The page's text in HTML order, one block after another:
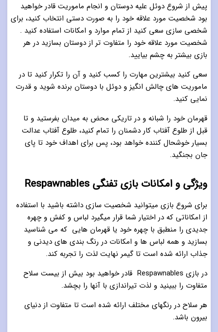
پیش از شروع دوئل علیه دوستان و انجام ماموریت قادر خواهید
بود شخصیت مورد علاقه خود را به صورت دستی انتخاب کنید، برای
شخصی سازی سعی کنید از تمام موارد و امکانات استفاده کنید .
شخصیت مورد علاقه خود را متفاوت تر از دوستان بسازید در هر
بازی بیشتر به چشم بیایید.
سعی کنید بیشترین مهارت را کسب کنید و آن را تکرار کنید تا در
ماموریت های چالش انگیز و دوئل با دوستان برنده شوید و قدرت
نمایی کنید.
قهرمان خود را شبانه و در تاریکی محض به میدان بفرستید و تا
قبل از طلوع آفتاب کار دشمنان را تمام کنید، طلوع آفتاب عدالت
بسیار خوشحال کننده خواهد بود، پس برای اهداف خود تا پای
جان بجنگید.
ویژگی و امکانات بازی تفنگی Respawnables
برای شروع بازی میتوانید شخصیت سازی داشته باشید با استفاده
از امکاناتی که در اختیار شما قرار میگیرد لباس و کفش و چهره
جدیدی را منطبق با چهره خود یا قهرمان هایی که می شناسید
بسازید و همه لباس ها و امکانات در رنگ بندی های دیدنی و
جذاب ارائه شده است تا گیمر نهایت لذت را تجربه کند.
در بازی Respawnables قادر خواهید بود بیش از بیست سلاح
متفاوت را ببینید و لذت تیراندازی با آنها را بچشد.
هر سلاح در رنگهای مختلف ارائه شده است تا متفاوت از دنیای
بیرون باشد.